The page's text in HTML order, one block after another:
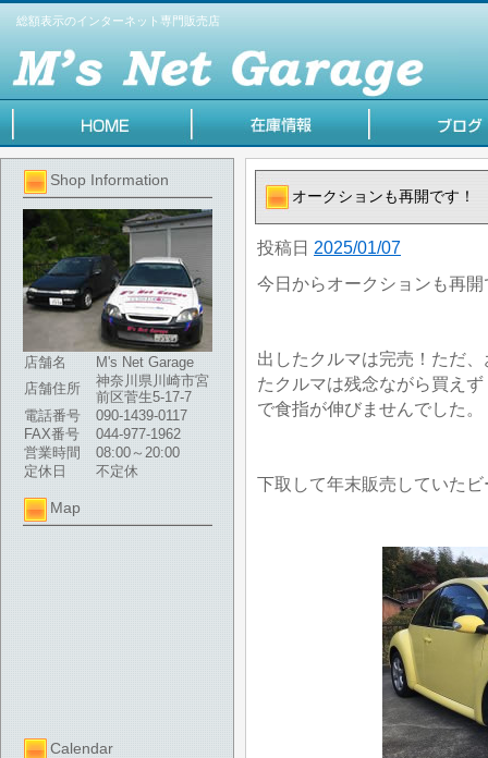
総額表示のインターネット専門販売店
Shop Information
店舗名
M's Net Garage
店舗住所
神奈川県川崎市宮
前区菅生5-17-7
電話番号
090-1439-0117
FAX番号
044-977-1962
営業時間
08:00～20:00
定休日
不定休
Map
Calendar
オークションも再開です！
投稿日 2025/01/07
今日からオークションも再
出したクルマは完売！ただ
たクルマは残念ながら買え
で食指が伸びませんでした。
下取して年末販売していた